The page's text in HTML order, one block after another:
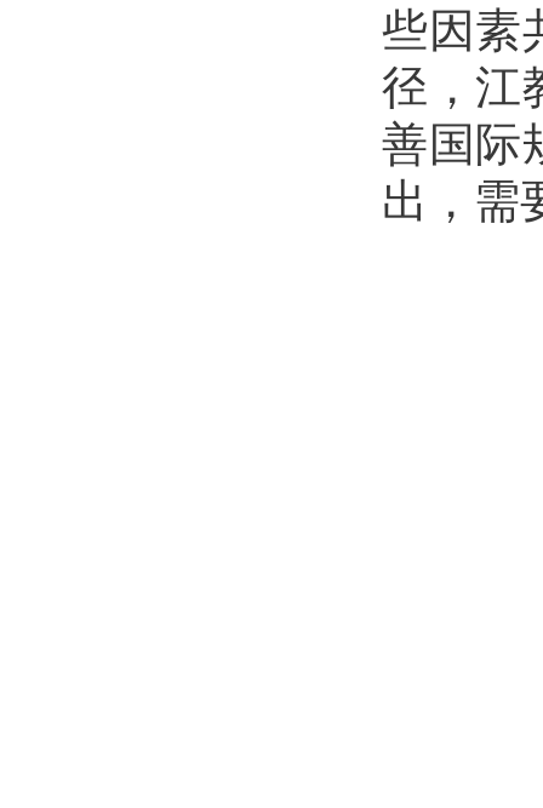
些因素
径，江
善国际
出，需